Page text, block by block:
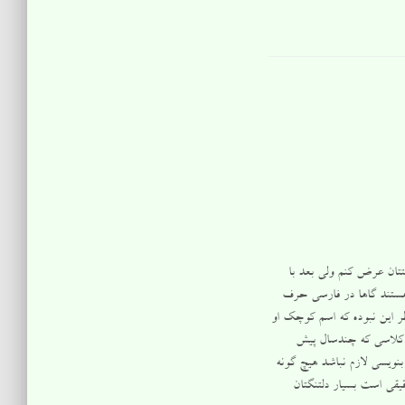
عرض کنم ولی بعد با
گاها در فارسی حرف
این نبوده که اسم کوچک او
کلاسی که چندسال پیش
لازم نباشد هیچ گونه
است بسیار دلتنگتان